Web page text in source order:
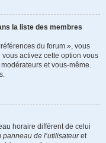
la liste des membres
du forum », vous
vous activez cette option vous
et vous-même.
horaire différent de celui
panneau de l’utilisateuret